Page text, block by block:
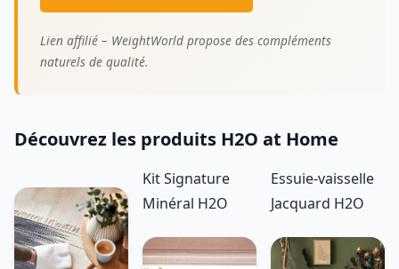
Lien affilié – WeightWorld propose des compléments
naturels de qualité.
Découvrez les produits H2O at Home
Kit Signature
Minéral H2O
Essuie-vaisselle
Jacquard H2O